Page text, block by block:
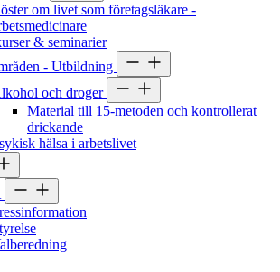
om livet som företagsläkare -
& seminarier
- Utbildning
och droger
Material till 15-metoden och kontrollerat
drickande
hälsa i arbetslivet